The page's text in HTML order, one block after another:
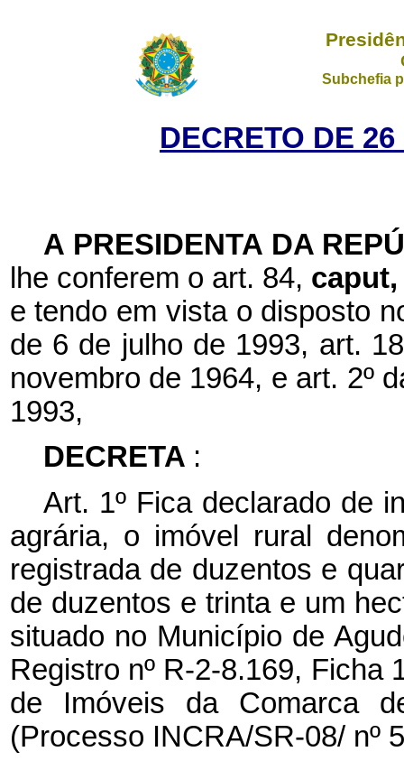
Subchefia
DECRETO DE
A PRESIDENTA DA
lhe conferem o art. 84,
e tendo em vista o disposto
de 6 de julho de 1993, art.
novembro de 1964, e art. 2º
1993,
DECRETA :
Art. 1º Fica declarado de
agrária, o imóvel rural
registrada de duzentos e
de duzentos e trinta e um
situado no Município de
Registro nº R-2-8.169, Ficha
de Imóveis da Comarca
(Processo INCRA/SR-08/ nº